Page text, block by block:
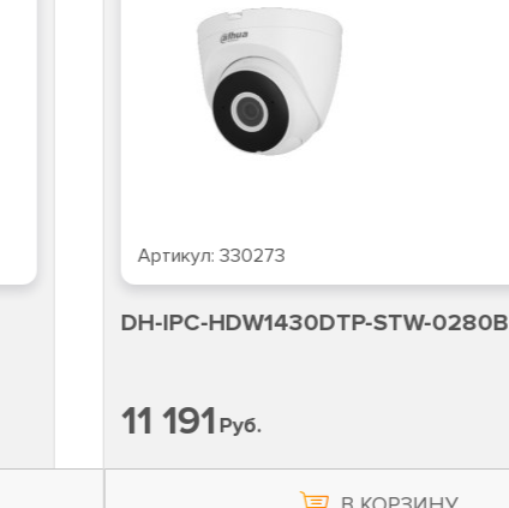
Артикул:330273
DH-IPC-HDW1430DTP-STW-0280B
11 191Руб.